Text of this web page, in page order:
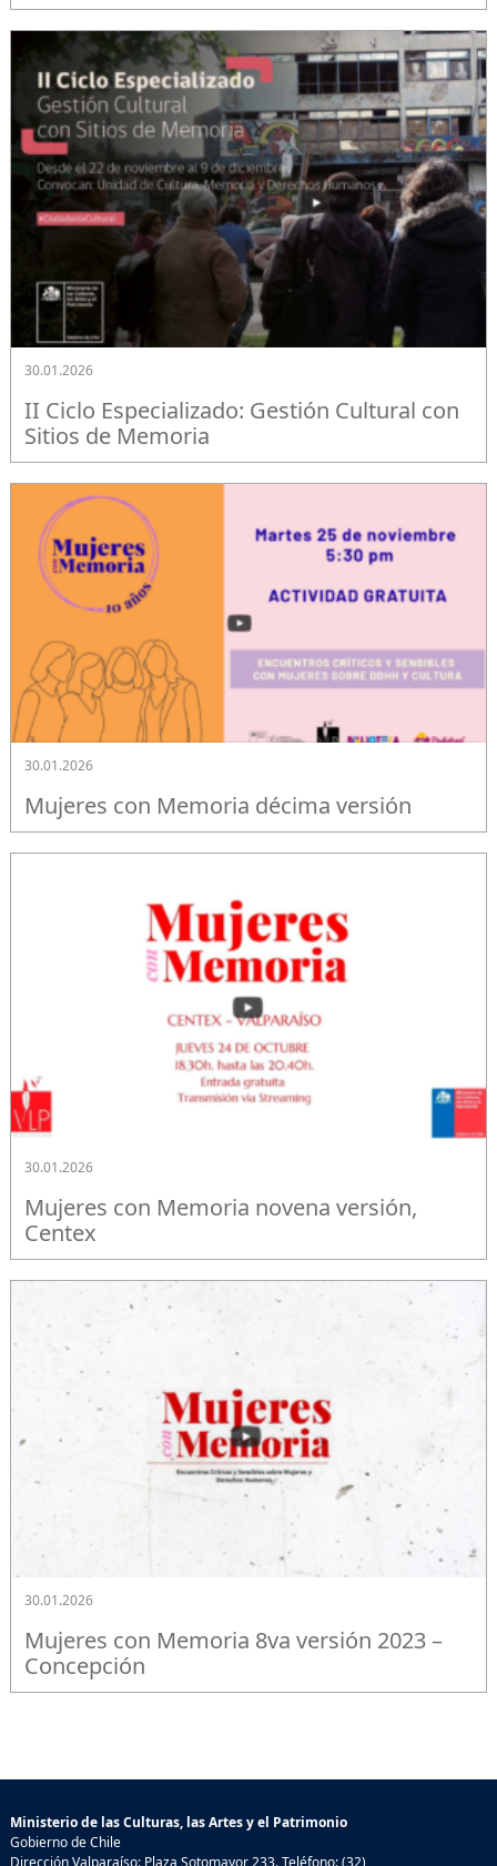
30.01.2026
II Ciclo Especializado: Gestión Cultural con
Sitios de Memoria
30.01.2026
Mujeres con Memoria décima versión
30.01.2026
Mujeres con Memoria novena versión,
Centex
30.01.2026
Mujeres con Memoria 8va versión 2023 –
Concepción
Ministerio de las Culturas, las Artes y el Patrimonio
Gobierno de Chile